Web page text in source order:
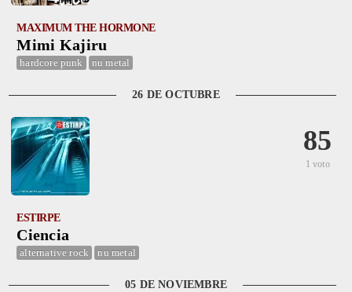
MAXIMUM THE HORMONE
Mimi Kajiru
hardcore punk nu metal
26 DE OCTUBRE
85
1 voto
ESTIRPE
Ciencia
alternative rock nu metal
05 DE NOVIEMBRE